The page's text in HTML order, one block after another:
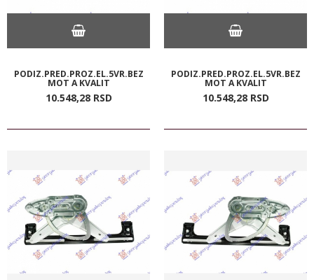
PODIZ.PRED.PROZ.EL.5VR.BEZ
MOT A KVALIT
10.548,28 RSD
PODIZ.PRED.PROZ.EL.5VR.BEZ
MOT A KVALIT
10.548,28 RSD